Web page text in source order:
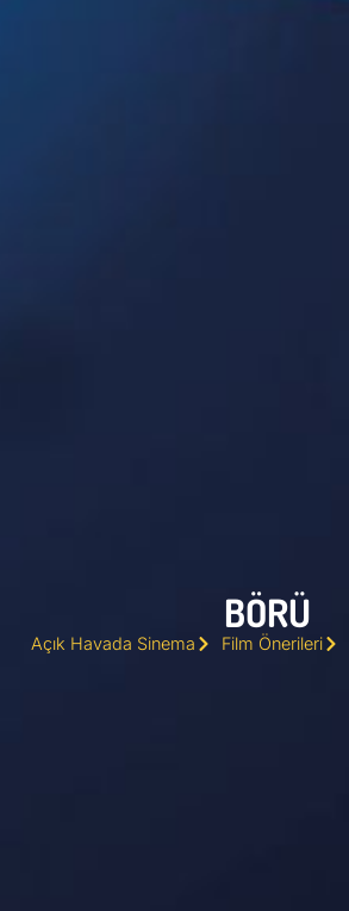
BÖRÜ
Açık Havada Sinema Film Önerileri